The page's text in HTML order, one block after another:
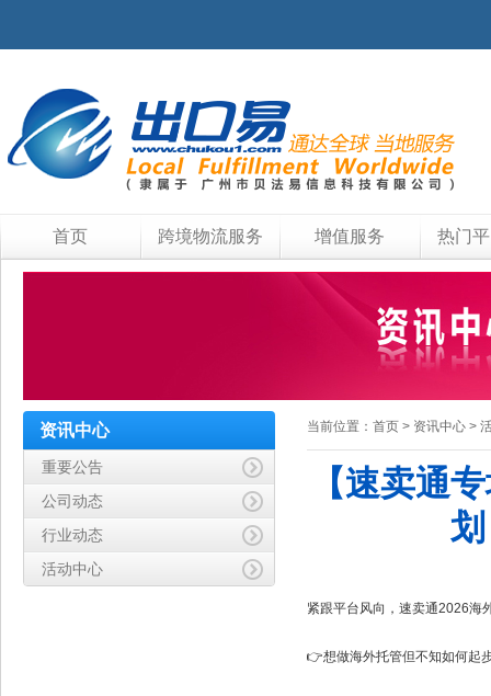
首页 跨境物流服务 增值服务 热门
资讯中心
重要公告
公司动态
行业动态
活动中心
当前位置： 首页 > 资讯中心 >
【速卖通
紧跟平台风向，速卖通2026海
👉想做海外托管但不知如何起